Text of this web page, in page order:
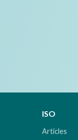
ISO
Articles